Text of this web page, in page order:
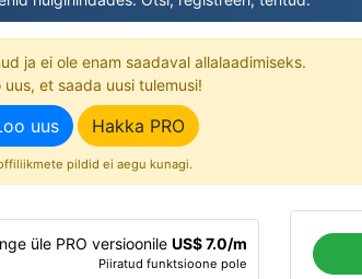
ja ei ole enam saadaval allalaadimiseks.
uus, et saada uusi tulemusi!
uus Hakka PRO
pildid ei aegu kunagi.
üle PRO versioonile US$ 7.0/m
Piiratud funktsioone pole